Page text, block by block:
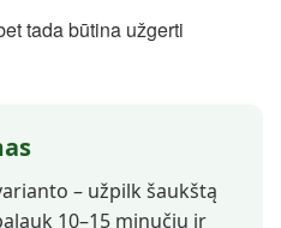
tada būtina užgerti
– užpilk šaukštą
10–15 minučių ir